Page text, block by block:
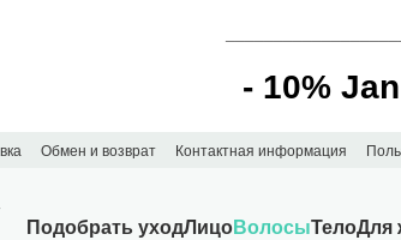
- 10%
Обмен и возврат Контактная информация
Подобрать уходЛицоВолосыТелоДля